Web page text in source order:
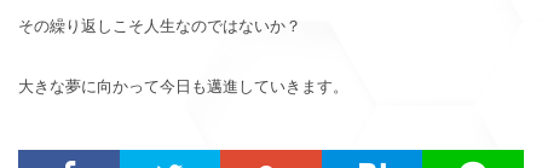
その繰り返しこそ人生なのではないか？
大きな夢に向かって今日も邁進していきます。